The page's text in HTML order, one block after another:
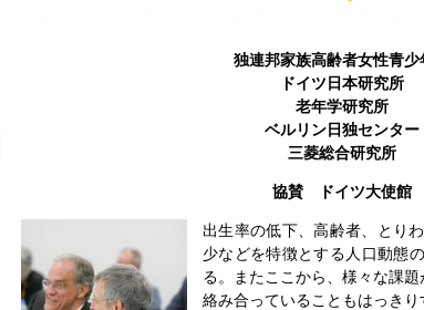
独連邦家族高齢者女性青少
ドイツ日本研究所
老年学研究所
ベルリン日独センター
三菱総合研究所
協賛 ドイツ大使館
出生率の低下、高齢者、とり
少などを特徴とする人口動態
る。
またここから、様々な課
絡み合っていることもはっきり